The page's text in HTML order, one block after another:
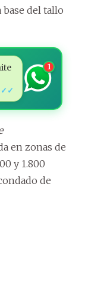
del tallo
✓✓
1
en zonas de
y 1.800
de